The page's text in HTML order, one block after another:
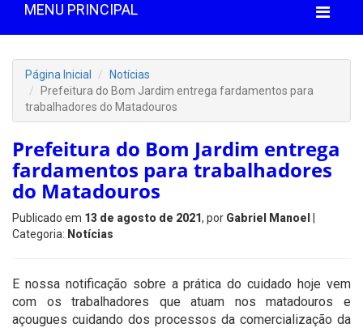
MENU PRINCIPAL
Página Inicial
Notícias
Prefeitura do Bom Jardim entrega fardamentos para
trabalhadores do Matadouros
Prefeitura do Bom Jardim entrega
fardamentos para trabalhadores
do Matadouros
Publicado em 13 de agosto de 2021, por Gabriel Manoel
Categoria: Notícias
E nossa notificação sobre a prática do cuidado hoje vem
com os trabalhadores que atuam nos matadouros e
açougues cuidando dos processos da comercialização da